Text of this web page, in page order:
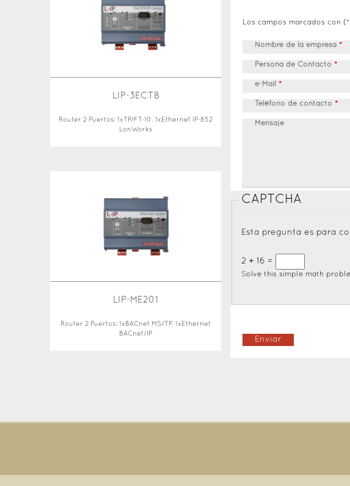
Los campos marcados con
Nombre de la empresa *
Persona de Contacto *
e-Mail *
Teléfono de contacto *
Mensaje
CAPTCHA
Esta pregunta es para
2 + 16 =
Solve this simple math
LIP-3ECTB
Router 2 Puertos: 1xTP/FT-10, 1xEthernet IP-852
LonWorks
LIP-ME201
Router 2 Puertos: 1xBACnet MS/TP, 1xEthernet
BACnet/IP